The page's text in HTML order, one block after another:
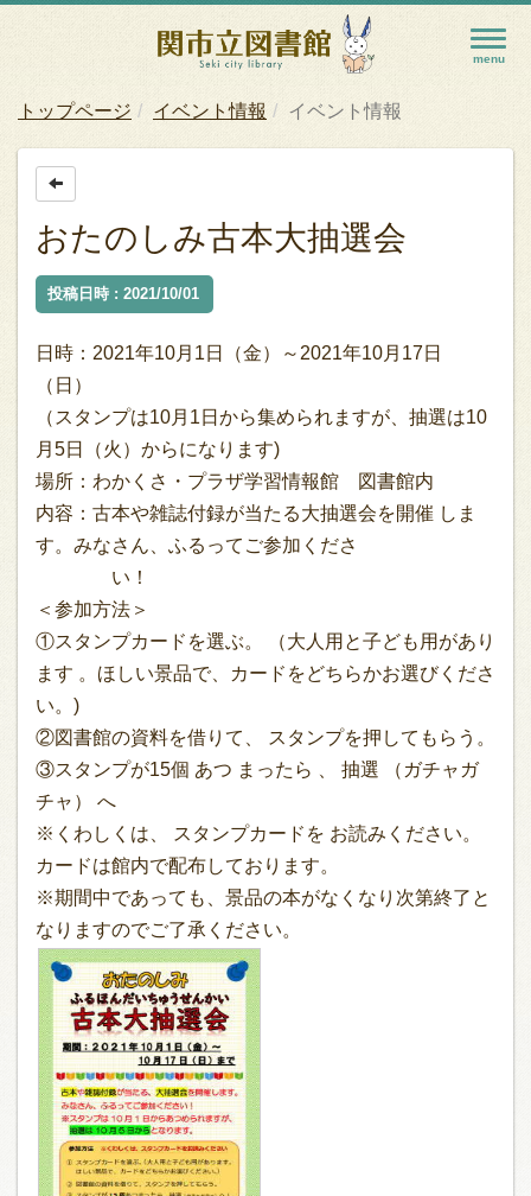
トップページ イベント情報 イベント情報
おたのしみ古本大抽選会
投稿日時 : 2021/10/01
日時：2021年10月1日（金）～2021年10月17日
（日）
（スタンプは10月1日から集められますが、抽選は10
月5日（火）からになります)
場所：わかくさ・プラザ学習情報館 図書館内
内容：古本や雑誌付録が当たる大抽選会を開催 しま
す。みなさん、ふるってご参加くださ
い！
＜参加方法＞
①スタンプカードを選ぶ。 （大人用と子ども用があり
ます 。ほしい景品で、カードをどちらかお選びくださ
い。)
②図書館の資料を借りて、 スタンプを押してもらう。
③スタンプが15個 あつ まったら 、 抽選 （ガチャガ
チャ） へ
※くわしくは、 スタンプカードを お読みください。
カードは館内で配布しております。
※期間中であっても、景品の本がなくなり次第終了と
なりますのでご了承ください。